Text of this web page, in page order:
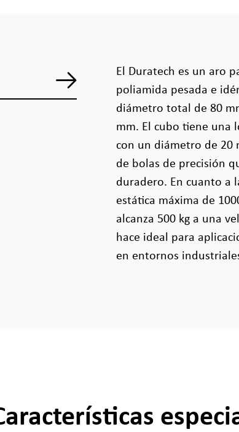
El Duratech es un aro
poliamida pesada e
diámetro total de 80
mm. El cubo tiene una
con un diámetro de 20
de bolas de precisión
duradero. En cuanto a
estática máxima de
alcanza 500 kg a una
hace ideal para
en entornos